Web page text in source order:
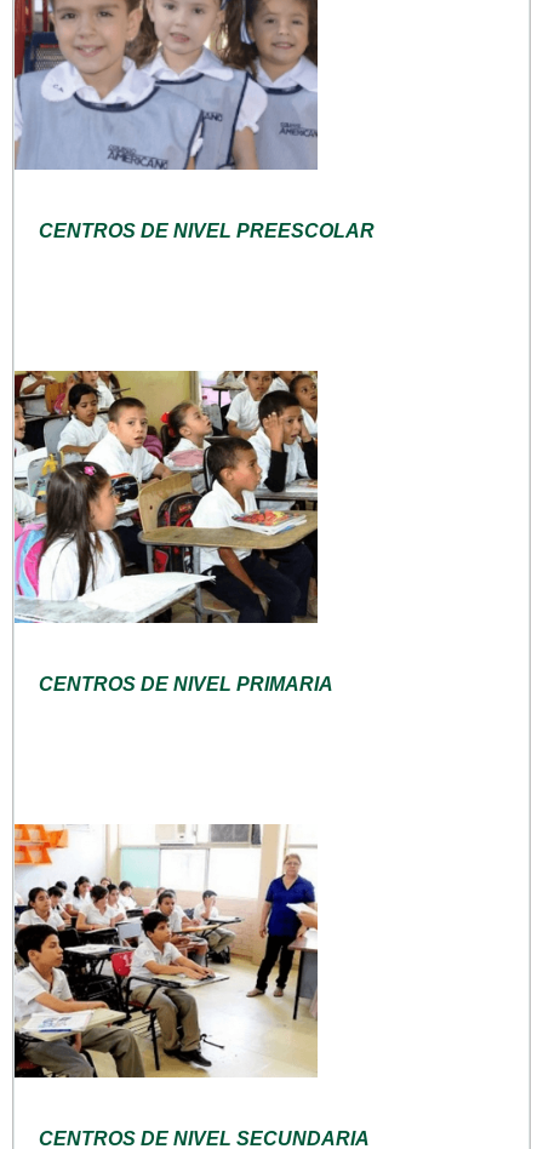
CENTROS DE NIVEL PREESCOLAR
CENTROS DE NIVEL PRIMARIA
CENTROS DE NIVEL SECUNDARIA